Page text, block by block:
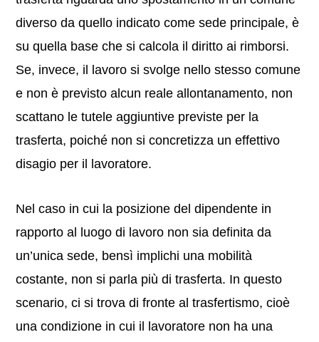
diverso da quello indicato come sede principale, è
su quella base che si calcola il diritto ai rimborsi.
Se, invece, il lavoro si svolge nello stesso comune
e non è previsto alcun reale allontanamento, non
scattano le tutele aggiuntive previste per la
trasferta, poiché non si concretizza un effettivo
disagio per il lavoratore.
Nel caso in cui la posizione del dipendente in
rapporto al luogo di lavoro non sia definita da
un’unica sede, bensì implichi una mobilità
costante, non si parla più di trasferta. In questo
scenario, ci si trova di fronte al trasfertismo, cioè
una condizione in cui il lavoratore non ha una